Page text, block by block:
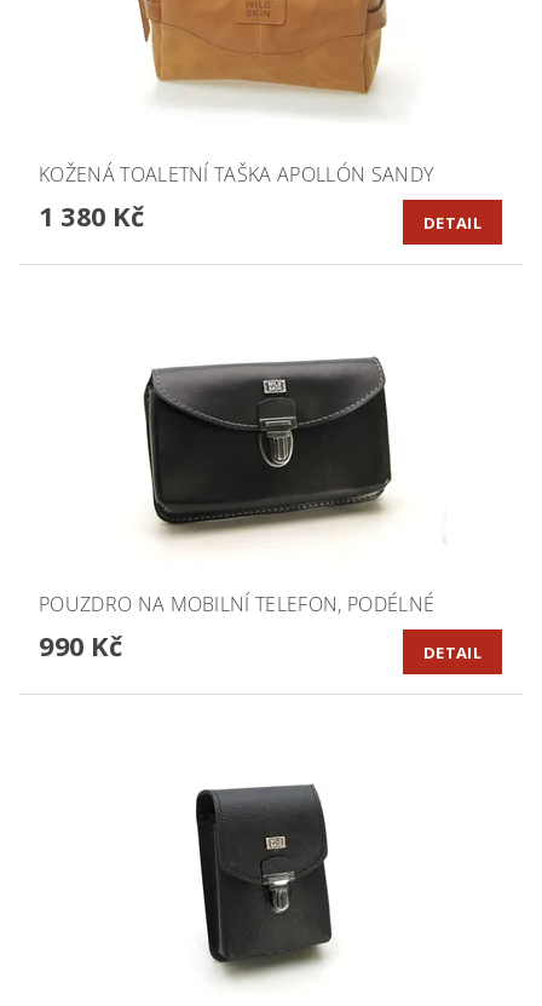
KOŽENÁ TOALETNÍ TAŠKA APOLLÓN SANDY
1 380 Kč DETAIL
POUZDRO NA MOBILNÍ TELEFON, PODÉLNÉ
990 Kč DETAIL